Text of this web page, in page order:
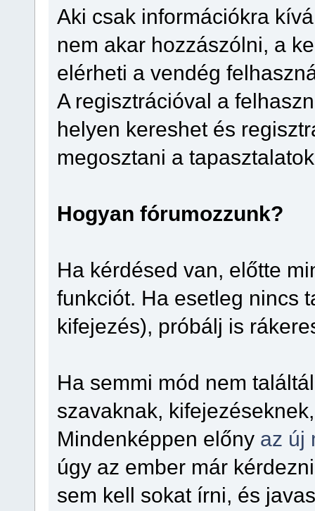
Aki csak információkra
nem akar hozzászólni, a
elérheti a vendég
A regisztrációval a
helyen kereshet és
megosztani a
Hogyan fórumozzunk?
Ha kérdésed van, előtte
funkciót. Ha esetleg nincs
kifejezés), próbálj is
Ha semmi mód nem
szavaknak,
Mindenképpen előny az új
úgy az ember már
sem kell sokat írni, és